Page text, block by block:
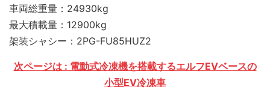
車両総重量：24930kg
最大積載量：12900kg
架装シャシー：2PG-FU85HUZ2
次ページは : 電動式冷凍機を搭載するエルフEVベースの
小型EV冷凍車